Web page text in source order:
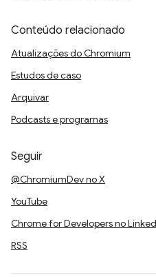
Conteúdo relacionado
Atualizações do Chromium
Estudos de caso
Arquivar
Podcasts e programas
Seguir
@ChromiumDev no X
YouTube
Chrome for Developers no
RSS